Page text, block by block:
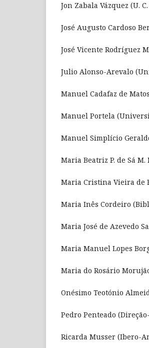
Jon Zabala Vázquez (U.
José Augusto Cardoso
José Vicente Rodríguez
Julio Alonso-Arevalo
Manuel Cadafaz de
Manuel Portela
Manuel Simplício
Maria Beatriz P. de Sá
Maria Cristina Vieira de
Maria Inês Cordeiro
Maria José de Azevedo
Maria Manuel Lopes
Maria do Rosário
Onésimo Teotónio
Pedro Penteado
Ricarda Musser (Ibero-